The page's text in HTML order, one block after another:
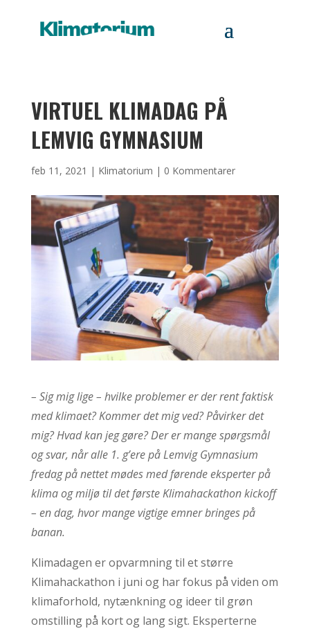
VIRTUEL KLIMADAG PÅ
LEMVIG GYMNASIUM
feb 11, 2021 | Klimatorium | 0 Kommentarer
– Sig mig lige – hvilke problemer er der rent faktisk
med klimaet? Kommer det mig ved? Påvirker det
mig? Hvad kan jeg gøre? Der er mange spørgsmål
og svar, når alle 1. g’ere på Lemvig Gymnasium
fredag på nettet mødes med førende eksperter på
klima og miljø til det første Klimahackathon kickoff
– en dag, hvor mange vigtige emner bringes på
banan.
Klimadagen er opvarmning til et større
Klimahackathon i juni og har fokus på viden om
klimaforhold, nytænkning og ideer til grøn
omstilling på kort og lang sigt. Eksperterne